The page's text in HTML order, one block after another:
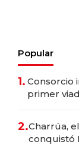
Popular
1. Consorcio
primer
2.Charrúa,
conquistó